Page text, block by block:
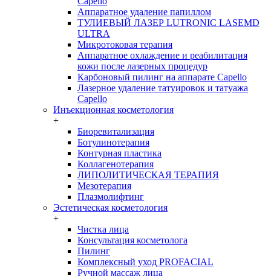
Аппаратное удаление папиллом
ТУЛИЕВЫЙ ЛАЗЕР LUTRONIC LASEMD
ULTRA
Микротоковая терапия
Аппаратное охлаждение и реабилитация
кожи после лазерных процедур
Карбоновый пилинг на аппарате Capello
Лазерное удаление татуировок и татуажа
Capello
Инъекционная косметология
+
Биоревитализация
Ботулинотерапия
Контурная пластика
Коллагенотерапия
ЛИПОЛИТИЧЕСКАЯ ТЕРАПИЯ
Мезотерапия
Плазмолифтинг
Эстетическая косметология
+
Чистка лица
Консультация косметолога
Пилинг
Комплексный уход PROFACIAL
Ручной массаж лица